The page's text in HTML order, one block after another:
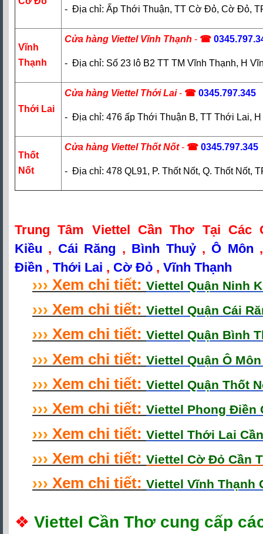
- Địa chỉ: Ấp Thới Thuận, TT Cờ Đỏ, Cờ Đỏ,
Vĩnh
Thạnh
Cửa hàng Viettel Vĩnh Thạnh - ☎
- Địa chỉ: Số 23 lô B2 TT TM Vĩnh Thạnh, H
Thới Lai
Cửa hàng Viettel Thới Lai- ☎ 0345.797.345
- Địa chỉ: 476 ấp Thới Thuận B, TT Thới Lai,
Thốt
Nốt
Cửa hàng Viettel Thốt Nốt - ☎ 0345.797.345
- Địa chỉ: 478 QL91, P. Thốt Nốt, Q. Thốt Nốt,
Trung Tâm Viettel Cần Thơ Tại Các
Kiều , Cái Răng , Bình Thuỷ, Ô Môn
Điền , Thới Lai , Cờ Đỏ , Vĩnh Thạnh
››› Xem chi tiết: Viettel Quận Ninh
››› Xem chi tiết: Viettel Quận Cái
››› Xem chi tiết: Viettel Quận Bình
››› Xem chi tiết: Viettel Quận Ô
››› Xem chi tiết: Viettel Quận Thốt
››› Xem chi tiết: Viettel Phong Điền
››› Xem chi tiết: Viettel Thới Lai
››› Xem chi tiết: Viettel Cờ Đỏ Cần
››› Xem chi tiết: Viettel Vĩnh Thạnh
❖ Viettel Cần Thơ cung cấp